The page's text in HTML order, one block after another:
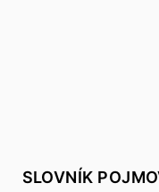
SLOVNÍK